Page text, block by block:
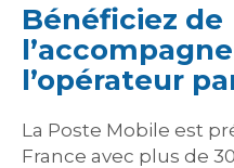
Bénéficiez de
l’opérateur
La Poste Mobile est
France avec plus de